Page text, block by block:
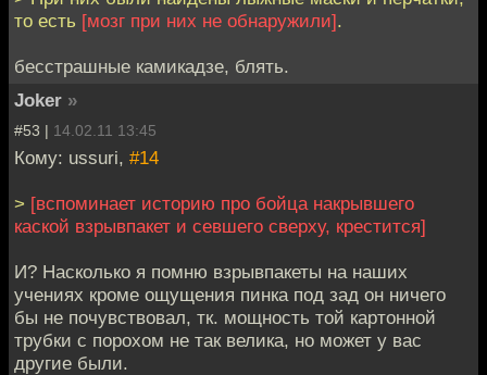
то есть [мозг при них не обнаружили].
бесстрашные камикадзе, блять.
Joker »
#53 | 14.02.11 13:45
Кому: ussuri, #14
> [вспоминает историю про бойца накрывшего
каской взрывпакет и севшего сверху, крестится]
И? Насколько я помню взрывпакеты на наших
учениях кроме ощущения пинка под зад он ничего
бы не почувствовал, тк. мощность той картонной
трубки с порохом не так велика, но может у вас
другие были.